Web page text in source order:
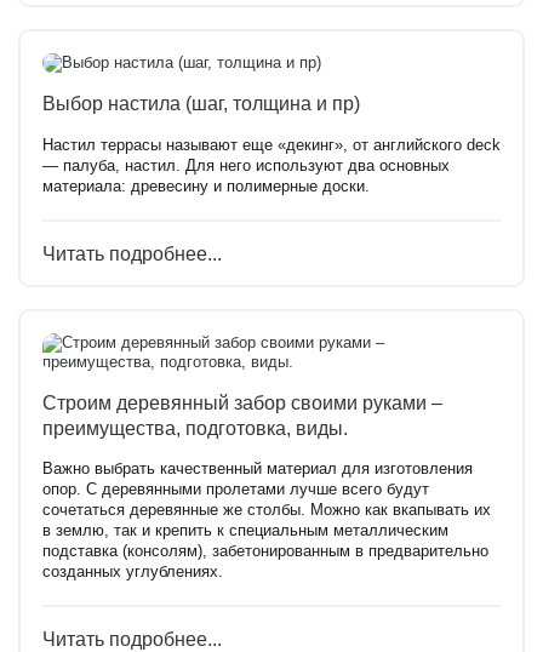
Выбор настила (шаг, толщина и пр)
Настил террасы называют еще «декинг», от английского deck
— палуба, настил. Для него используют два основных
материала: древесину и полимерные доски.
Читать подробнее...
Строим деревянный забор своими руками –
преимущества, подготовка, виды.
Важно выбрать качественный материал для изготовления
опор. С деревянными пролетами лучше всего будут
сочетаться деревянные же столбы. Можно как вкапывать их
в землю, так и крепить к специальным металлическим
подставка (консолям), забетонированным в предварительно
созданных углублениях.
Читать подробнее...